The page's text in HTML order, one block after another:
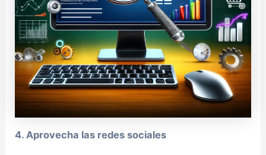
4. Aprovecha las redes sociales